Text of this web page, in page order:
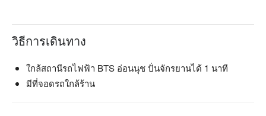
วิธีการเดินทาง
ใกล้สถานีรถไฟฟ้า BTS อ่อนนุช ปั่นจักรยานได้ 1 นาที
มีที่จอดรถใกล้ร้าน